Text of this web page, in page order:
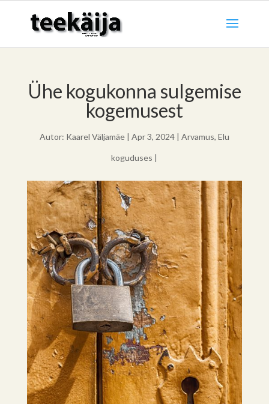
Ühe kogukonna sulgemise
kogemusest
Autor: Kaarel Väljamäe| Apr 3, 2024| Arvamus, Elu
koguduses |